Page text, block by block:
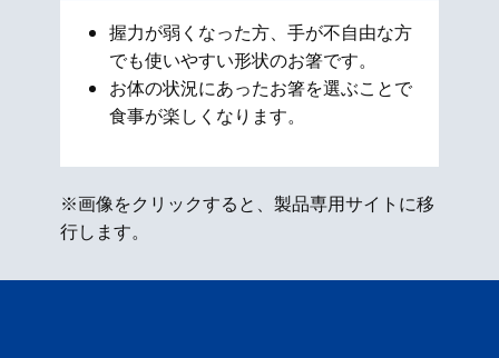
握力が弱くなった方、手が不自由な方
でも使いやすい形状のお箸です。
お体の状況にあったお箸を選ぶことで
食事が楽しくなります。
※画像をクリックすると、製品専用サイトに移
行します。